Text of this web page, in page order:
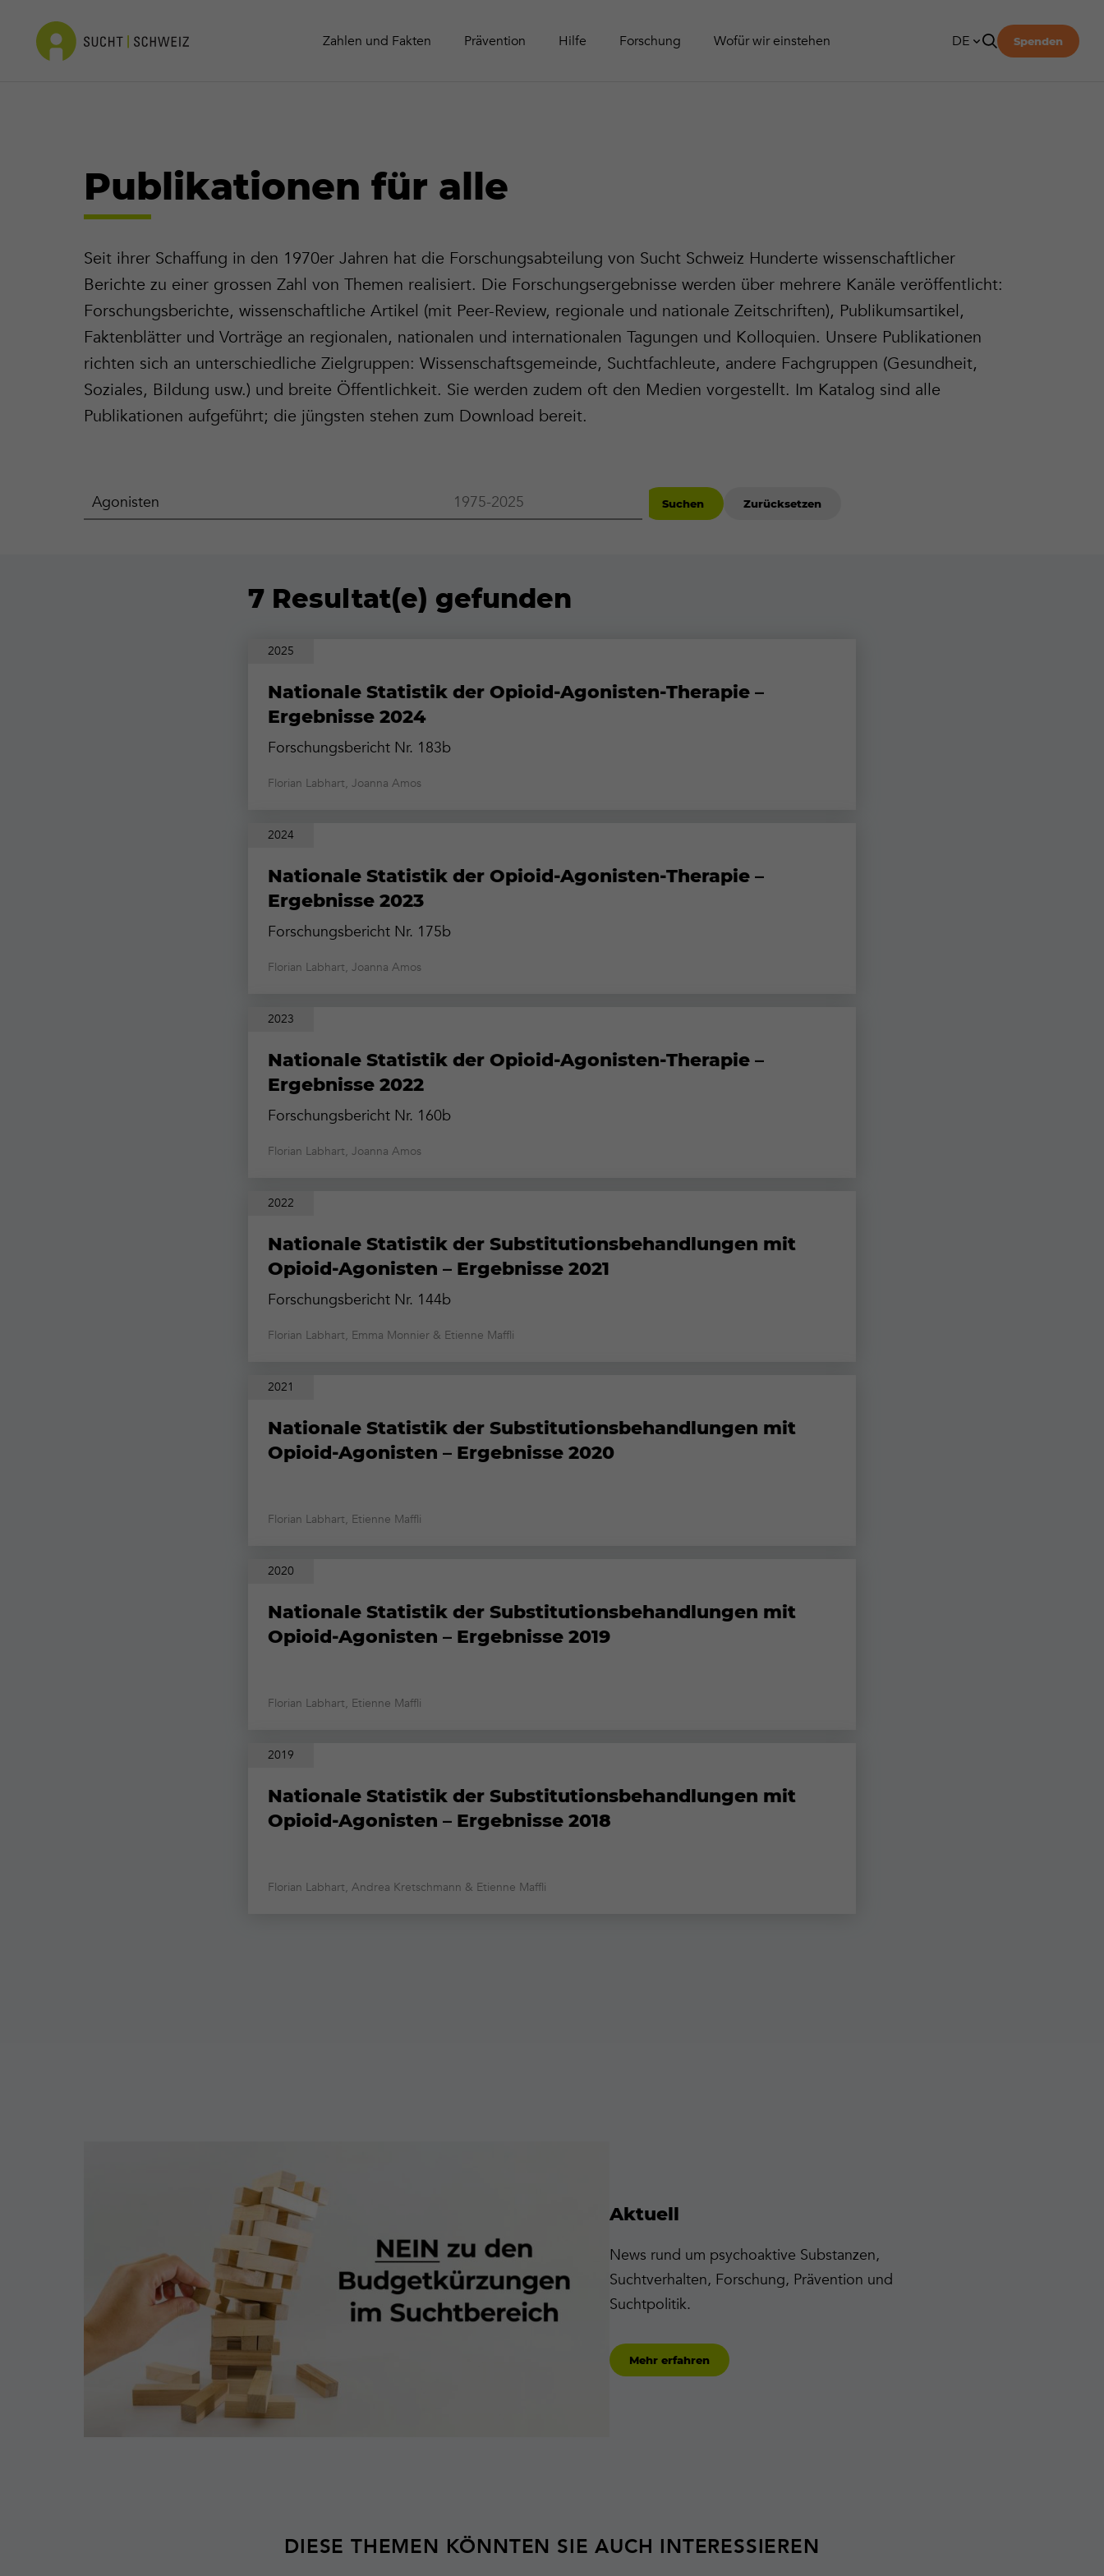
Zahlen und Fakten
Kokain Online-Aktivitäten
Prävention
Leitfäden für Eltern von Jugendlichen
Hilfe Forschung Publikationen
Wofür wir einstehen
Kontakt Zeitschrift Contact
DE
Spenden
Publikationen für alle
Seit ihrer Schaffung in den 1970er Jahren hat die Forschungsabteilung von Sucht Schweiz Hunderte wissenschaftlicher
Berichte zu einer grossen Zahl von Themen realisiert. Die Forschungsergebnisse werden über mehrere Kanäle veröffentlicht:
Forschungsberichte, wissenschaftliche Artikel (mit Peer-Review, regionale und nationale Zeitschriften), Publikumsartikel,
Faktenblätter und Vorträge an regionalen, nationalen und internationalen Tagungen und Kolloquien. Unsere Publikationen
richten sich an unterschiedliche Zielgruppen: Wissenschaftsgemeinde, Suchtfachleute, andere Fachgruppen (Gesundheit,
Soziales, Bildung usw.) und breite Öffentlichkeit. Sie werden zudem oft den Medien vorgestellt. Im Katalog sind alle
Publikationen aufgeführt; die jüngsten stehen zum Download bereit.
Suchen
nach
Titel,
1975-
2025
Suchen Zurücksetzen
7 Resultat(e) gefunden
2025
Nationale Statistik der Opioid-Agonisten-Therapie –
Ergebnisse 2024
Forschungsbericht Nr. 183b
Florian Labhart, Joanna Amos
2024
Nationale Statistik der Opioid-Agonisten-Therapie –
Ergebnisse 2023
Forschungsbericht Nr. 175b
Florian Labhart, Joanna Amos
2023
Nationale Statistik der Opioid-Agonisten-Therapie –
Ergebnisse 2022
Forschungsbericht Nr. 160b
Florian Labhart, Joanna Amos
2022
Nationale Statistik der Substitutionsbehandlungen mit
Opioid-Agonisten – Ergebnisse 2021
Forschungsbericht Nr. 144b
Florian Labhart, Emma Monnier & Etienne Maffli
2021
Nationale Statistik der Substitutionsbehandlungen mit
Opioid-Agonisten – Ergebnisse 2020
Florian Labhart, Etienne Maffli
2020
Nationale Statistik der Substitutionsbehandlungen mit
Opioid-Agonisten – Ergebnisse 2019
Florian Labhart, Etienne Maffli
2019
Nationale Statistik der Substitutionsbehandlungen mit
Opioid-Agonisten – Ergebnisse 2018
Florian Labhart, Andrea Kretschmann & Etienne Maffli
Aktuell
News rund um psychoaktive Substanzen,
Suchtverhalten, Forschung, Prävention und
Suchtpolitik.
Mehr erfahren
DIESE THEMEN KÖNNTEN SIE AUCH INTERESSIEREN